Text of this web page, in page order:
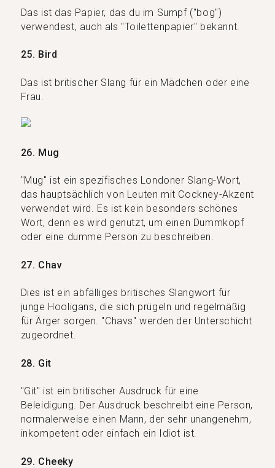
Das ist das Papier, das du im Sumpf ("bog")
verwendest, auch als "Toilettenpapier" bekannt.
25. Bird
Das ist britischer Slang für ein Mädchen oder eine
Frau.
26. Mug
"Mug" ist ein spezifisches Londoner Slang-Wort,
das hauptsächlich von Leuten mit Cockney-Akzent
verwendet wird. Es ist kein besonders schönes
Wort, denn es wird genutzt, um einen Dummkopf
oder eine dumme Person zu beschreiben.
27. Chav
Dies ist ein abfälliges britisches Slangwort für
junge Hooligans, die sich prügeln und regelmäßig
für Ärger sorgen. "Chavs" werden der Unterschicht
zugeordnet.
28. Git
"Git" ist ein britischer Ausdruck für eine
Beleidigung. Der Ausdruck beschreibt eine Person,
normalerweise einen Mann, der sehr unangenehm,
inkompetent oder einfach ein Idiot ist.
29. Cheeky